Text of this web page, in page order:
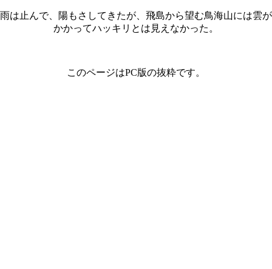
雨は止んで、陽もさしてきたが、飛島から望む鳥海山には雲が
かかってハッキリとは見えなかった。
このページはPC版の抜粋です。